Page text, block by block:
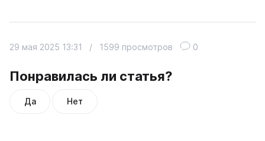
Понравилась ли статья?
Да Нет
29 мая 2025 13:31 / 1599 просмотров 0